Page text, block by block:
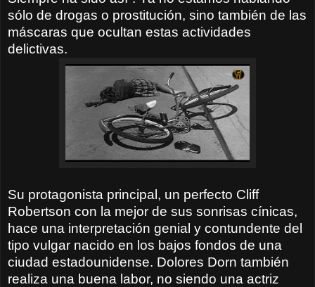
sólo de drogas o prostitución, sino también de las
máscaras que ocultan estas actividades
delictivas.
Su protagonista principal, un perfecto Cliff
Robertson con la mejor de sus sonrisas cínicas,
hace una interpretación genial y contundente del
tipo vulgar nacido en los bajos fondos de una
ciudad estadounidense. Dolores Dorn también
realiza una buena labor, no siendo una actriz